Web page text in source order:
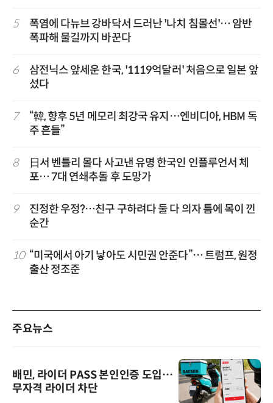
5
폭염에 다뉴브 강바닥서 드러난 '나치 침몰선'… 암반
폭파해 물길까지 바꾼다
6
삼전닉스 앞세운 한국, '1119억달러' 처음으로 일본 앞
섰다
7
“韓, 향후 5년 메모리 최강국 유지…엔비디아, HBM 독
주 흔들”
8
日서 벤틀리 몰다 사고낸 유명 한국인 인플루언서 체
포… 7대 연쇄추돌 후 도망가
9
진정한 우정?…친구 구하려다 둘 다 의자 틈에 목이 낀
순간
10 “미국에서 아기 낳아도 시민권 안준다”… 트럼프, 원정
출산 정조준
주요뉴스
배민, 라이더 PASS 본인인증 도입…
무자격 라이더 차단